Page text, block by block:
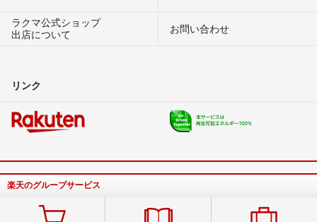
ラクマ公式ショップ
出店について
お問い合わせ
リンク
楽天のグループサービス